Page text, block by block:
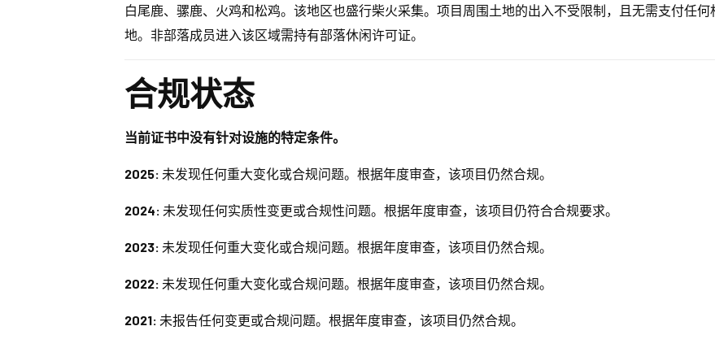
白尾鹿、骡鹿、火鸡和松鸡。该地区也盛行柴火采集。项目周围土地的出入不受限制，且无需支付任
地。非部落成员进入该区域需持有部落休闲许可证。
合规状态
当前证书中没有针对设施的特定条件。
2025: 未发现任何重大变化或合规问题。根据年度审查，该项目仍然合规。
2024: 未发现任何实质性变更或合规性问题。根据年度审查，该项目仍符合合规要求。
2023: 未发现任何重大变化或合规问题。根据年度审查，该项目仍然合规。
2022: 未发现任何重大变化或合规问题。根据年度审查，该项目仍然合规。
2021: 未报告任何变更或合规问题。根据年度审查，该项目仍然合规。